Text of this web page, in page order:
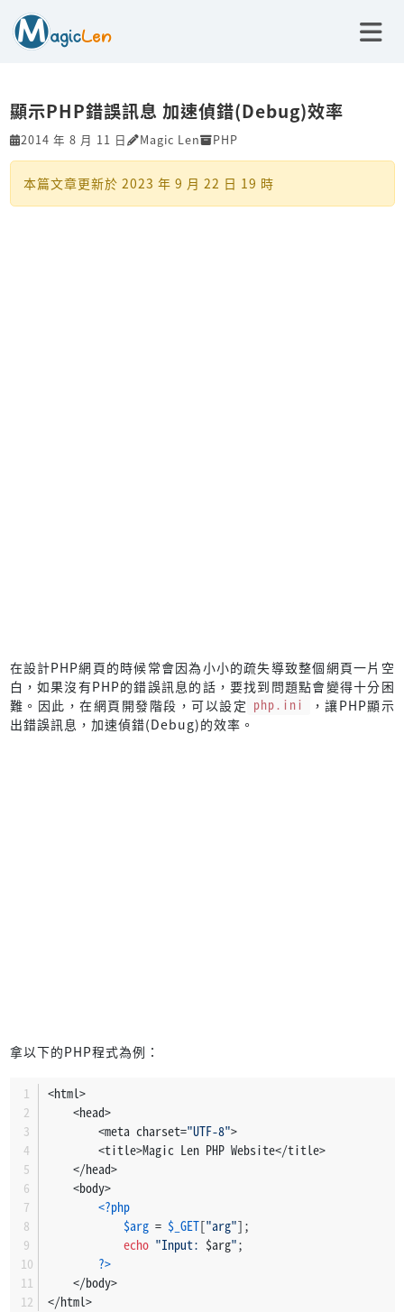
顯示PHP錯誤訊息 加速偵錯(Debug)效率
2014 年 8 月 11 日 Magic Len PHP
本篇文章更新於 2023 年 9 月 22 日 19 時
在設計PHP網頁的時候常會因為小小的疏失導致整個網頁一片空
白，如果沒有PHP的錯誤訊息的話，要找到問題點會變得十分困
難。因此，在網頁開發階段，可以設定 php.ini
，讓PHP顯示
出錯誤訊息，加速偵錯(Debug)的效率。
拿以下的PHP程式為例：
<html>
    <head>
        <meta charset=
"UTF-8">
        <title>Magic Len PHP Website</title>
    </head>
    <body>
<?php
$arg = $_GET["arg"];
echo "Input: $arg";
?>
    </body>
</html>